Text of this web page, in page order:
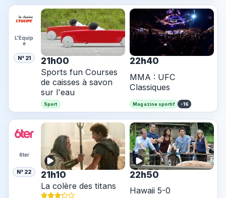
L'Equip
e
N° 21 21h00
Sports fun Courses
de caisses à savon
sur l'eau
Sport
22h40
MMA : UFC
Classiques
Magazine sportif -16
6ter
N° 22 21h10
La colère des titans
22h50
Hawaii 5-0